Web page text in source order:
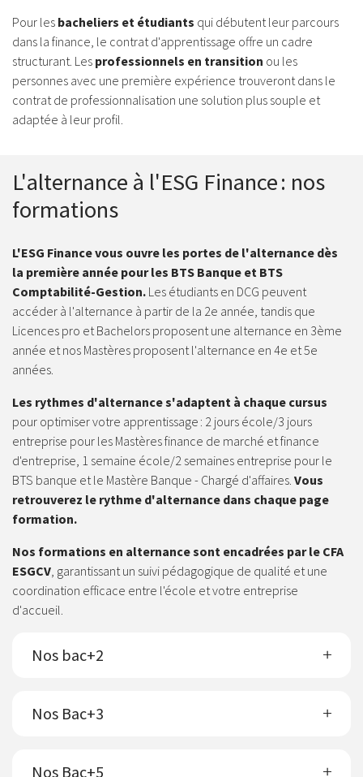
Pour les bacheliers et étudiants qui débutent leur parcours
dans la finance, le contrat d'apprentissage offre un cadre
structurant. Les professionnels en transition ou les
personnes avec une première expérience trouveront dans le
contrat de professionnalisation une solution plus souple et
adaptée à leur profil.
L'alternance à l'ESG Finance : nos
formations
L'ESG Finance vous ouvre les portes de l'alternance dès
la première année pour les BTS Banque et BTS
Comptabilité-Gestion. Les étudiants en DCG peuvent
accéder à l'alternance à partir de la 2e année, tandis que
Licences pro et Bachelors proposent une alternance en 3ème
année et nos Mastères proposent l'alternance en 4e et 5e
années.
Les rythmes d'alternance s'adaptent à chaque cursus
pour optimiser votre apprentissage : 2 jours école/3 jours
entreprise pour les Mastères finance de marché et finance
d'entreprise, 1 semaine école/2 semaines entreprise pour le
BTS banque et le Mastère Banque - Chargé d'affaires. Vous
retrouverez le rythme d'alternance dans chaque page
formation.
Nos formations en alternance sont encadrées par le CFA
ESGCV , garantissant un suivi pédagogique de qualité et une
coordination efficace entre l'école et votre entreprise
d'accueil.
Nos bac+2
Nos Bac+3
Nos Bac+5